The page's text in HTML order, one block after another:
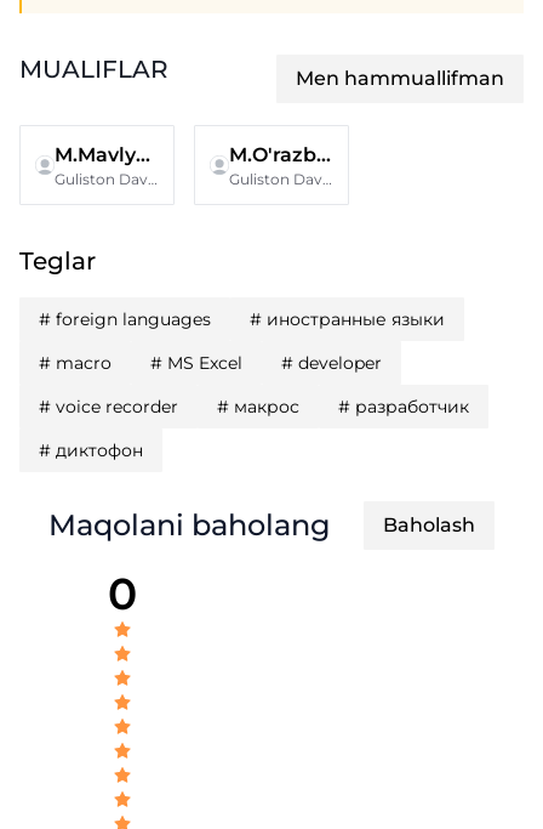
MUALIFLAR Men hammuallifman
M.Mavlyanov
Guliston Davlat Pedagogika instituti
M.O'razboyev
Guliston Davlat Pedagogika instituti
Teglar
# foreign languages # иностранные языки
# macro # MS Excel # developer
# voice recorder # макрос # разработчик
# диктофон
Maqolani baholang Baholash
0